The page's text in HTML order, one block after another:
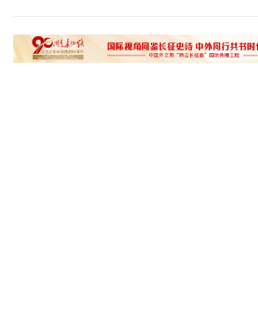
外媒说丨中国在非洲青年群体中的